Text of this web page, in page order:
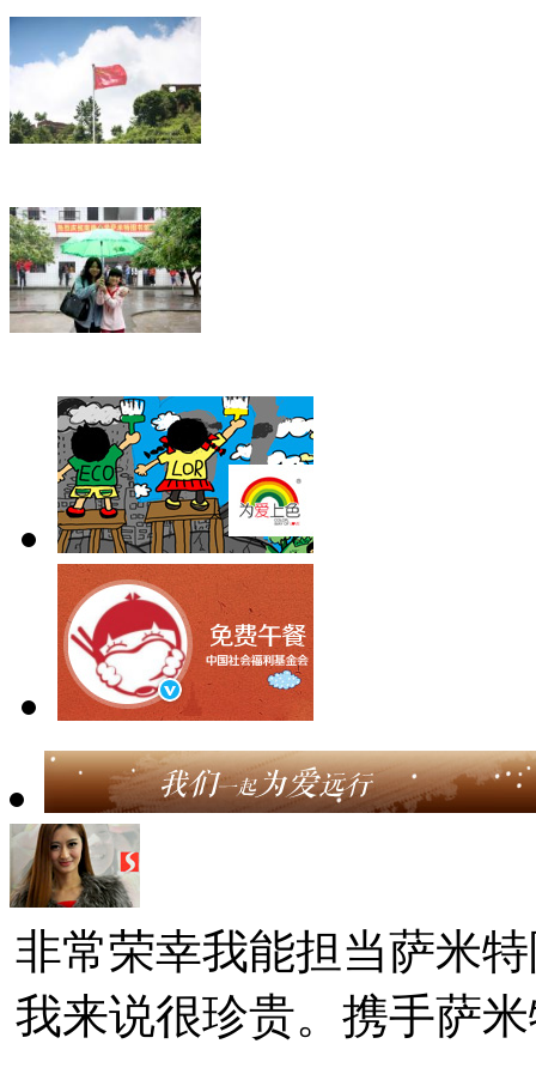
非常荣幸我能担当萨米
我来说很珍贵。携手萨